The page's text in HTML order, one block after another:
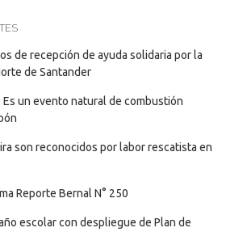
de recepción de ayuda solidaria por la
de Santander
un evento natural de combustión
son reconocidos por labor rescatista en
Reporte Bernal N° 250
escolar con despliegue de Plan de